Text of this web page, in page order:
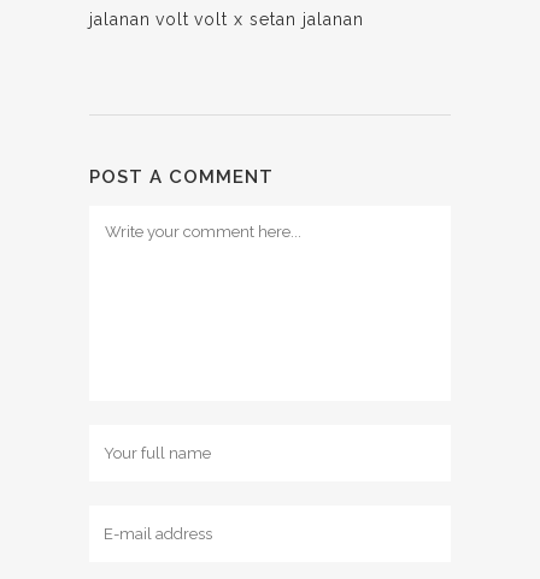
jalanan volt volt x setan jalanan
POST A COMMENT